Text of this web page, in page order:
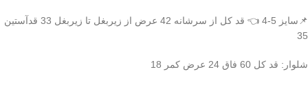
📌سایز 5-4 👈 قد کل از سرشانه 42 عرض از زیربغل تا زیربغل 33 قدآستین
35
شلوار: قد کل 60 فاق 24 عرض کمر 18